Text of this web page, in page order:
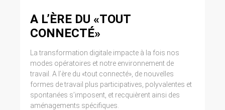
A L’ÈRE DU «TOUT
CONNECTÉ»
La transformation digitale impacte à la fois nos
modes opératoires et notre environnement de
travail. A l’ère du «tout connecté», de nouvelles
formes de travail plus participatives, polyvalentes et
spontanées s’imposent, et recquièrent ainsi des
aménagements spécifiques.